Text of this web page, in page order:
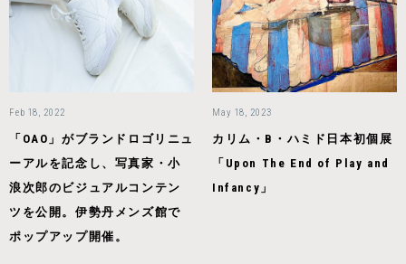
Feb 18, 2022
「OAO」がブランドロゴリニュ
ーアルを記念し、写真家・小
浪次郎のビジュアルコンテン
ツを公開。伊勢丹メンズ館で
ポップアップ開催。
May 18, 2023
カリム・B・ハミド日本初個展
「Upon The End of Play and
Infancy」